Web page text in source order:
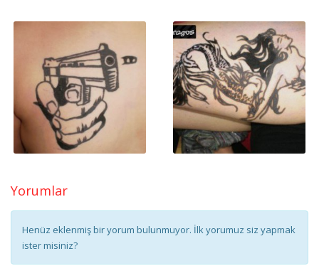
Yorumlar
Henüz eklenmiş bir yorum bulunmuyor. İlk yorumuz siz yapmak
ister misiniz?